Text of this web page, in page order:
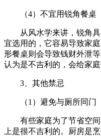
（4）不宜用锐角餐桌
从风水学来讲，锐角
宜选用的，它容易导致家
形餐桌则会导致钱财外泄
认为是不吉利的，会给家庭
3、其他禁忌
（1）避免与厕所同门
有些家庭为了节省空
上是很不吉利的。厨房是